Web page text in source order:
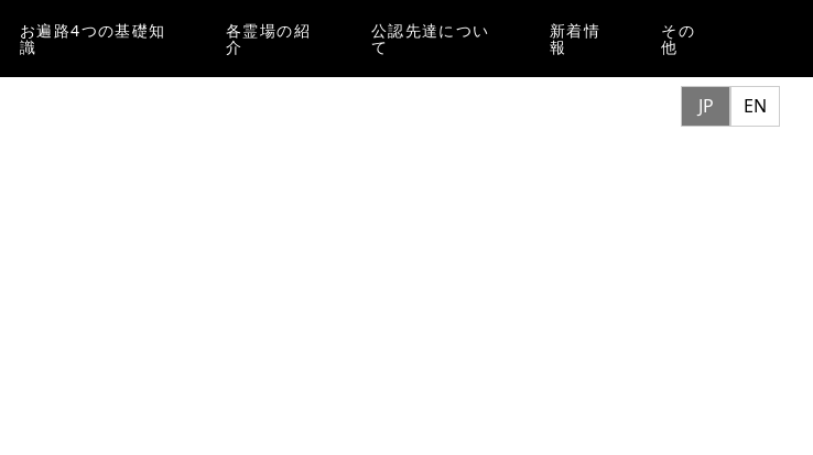
お遍路4つの基礎知
識
各霊場の紹
介
公認先達につい
て
新着情
報
その
他
JP EN